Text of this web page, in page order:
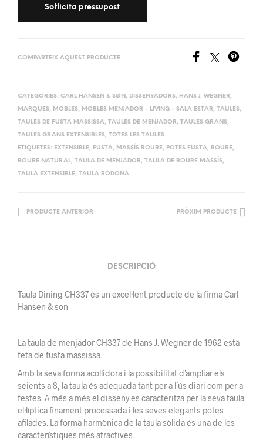
COMPARTEIX AQUEST PRODUCTE
CATEGORIES: CARL HANSEN & SØN , DISSENYADORS, HANS J. WEGNER,
MARQUES, MOBLES, MOBLES MENJADOR - LIVING - SALA ESTAR, TAULES,
TAULES DE FUSTA MASSISSA, TAULES DE MENJADOR, TAULES GRANS,
TAULES GRANS EXTENSIBLES, TOTES LES TAULES
ETIQUETES: EXTENSIBLE, FUSTA, MASSÍS ROURE, POTES FUSTA, ROURE,
ROURE NATURAL, TAULA DE MENJADOR, TAULA DE ROURE MASSÍS,
TAULA EXTENSIBLE, TAULA RODONA.
PRODUCTE ANTERIOR PRÒXIM PRODUCTE
DESCRIPCIÓ
Taula Dining CH337 és un excel·lent producte de la firma Carl
Hansen & son
La taula de menjador CH337 de Hans J. Wegner de 1962 està
feta de fusta massissa.
Amb la seva forma acollidora i la possibilitat d’ampliar els
seients a 8, la taula és adequada tant per a l’ús diari com per a
festes. A més a més el disseny es caracteritza per la seva taula
el·líptica finament processada i les seves elegants potes
afilades. La forma harmònica de la taula sòlida és una de les
característiques més atractives.